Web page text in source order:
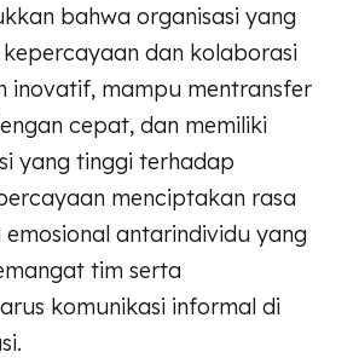
bahwa organisasi yang
dan kolaborasi
inovatif, mampu mentransfer
cepat, dan memiliki
yang tinggi terhadap
menciptakan rasa
antarindividu yang
tim serta
komunikasi informal di